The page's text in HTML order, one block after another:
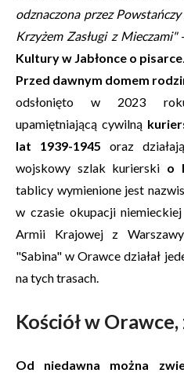
odznaczona przez
Krzyżem Zasługi z Mieczami"-
Kultury w Jabłonce o pisarce.
Przed dawnym domem
odsłonięto w 2023
upamiętniającą cywilną
lat 1939-1945 oraz
wojskowy szlak kurierski o
tablicy wymienione jest
w czasie okupacji
Armii Krajowej z
"Sabina" w Orawce działał
na tych trasach.
Kościół w
Od niedawna można